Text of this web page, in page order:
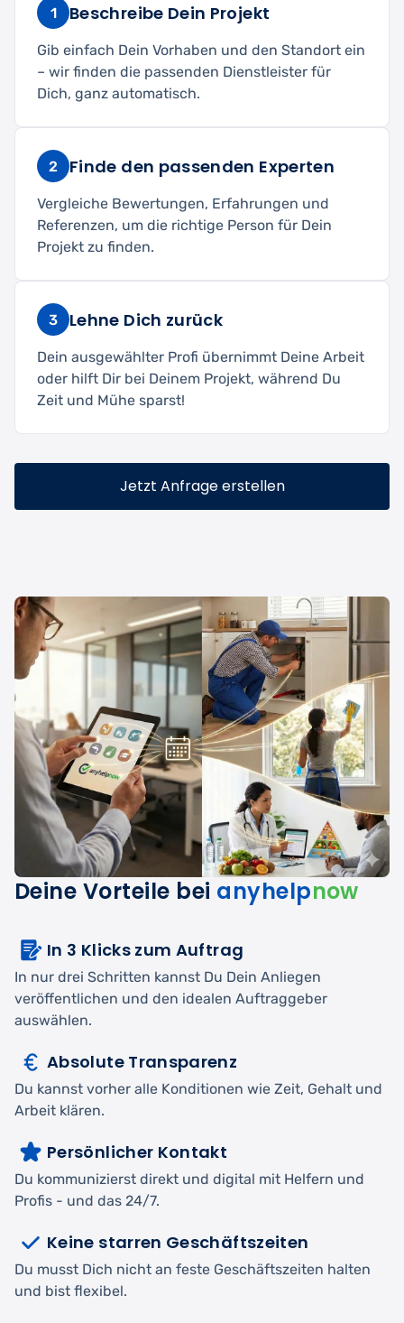
1 Beschreibe Dein Projekt
Gib einfach Dein Vorhaben und den Standort ein
– wir finden die passenden Dienstleister für
Dich, ganz automatisch.
2 Finde den passenden Experten
Vergleiche Bewertungen, Erfahrungen und
Referenzen, um die richtige Person für Dein
Projekt zu finden.
3 Lehne Dich zurück
Dein ausgewählter Profi übernimmt Deine Arbeit
oder hilft Dir bei Deinem Projekt, während Du
Zeit und Mühe sparst!
Jetzt Anfrage erstellen
Deine Vorteile bei anyhelpnow
In 3 Klicks zum Auftrag
In nur drei Schritten kannst Du Dein Anliegen
veröffentlichen und den idealen Auftraggeber
auswählen.
Absolute Transparenz
Du kannst vorher alle Konditionen wie Zeit, Gehalt und
Arbeit klären.
Persönlicher Kontakt
Du kommunizierst direkt und digital mit Helfern und
Profis - und das 24/7.
Keine starren Geschäftszeiten
Du musst Dich nicht an feste Geschäftszeiten halten
und bist flexibel.